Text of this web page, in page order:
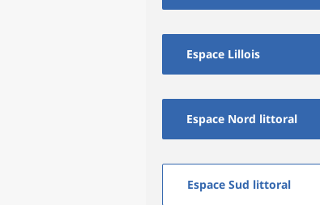
Espace Lillois
Espace Nord littoral
Espace Sud littoral